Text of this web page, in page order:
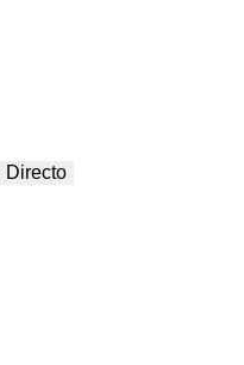
Directo